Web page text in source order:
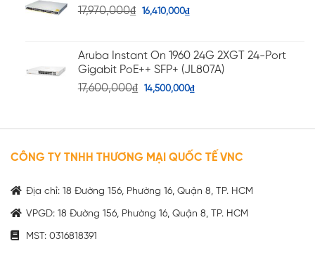
17,970,000₫ 16,410,000₫
Aruba Instant On 1960 24G 2XGT 24-Port
Gigabit PoE++ SFP+ (JL807A)
17,600,000₫ 14,500,000₫
CÔNG TY TNHH THƯƠNG MẠI QUỐC TẾ VNC
Địa chỉ: 18 Đường 156, Phường 16, Quận 8, TP. HCM
VPGD: 18 Đường 156, Phường 16, Quận 8, TP. HCM
MST: 0316818391